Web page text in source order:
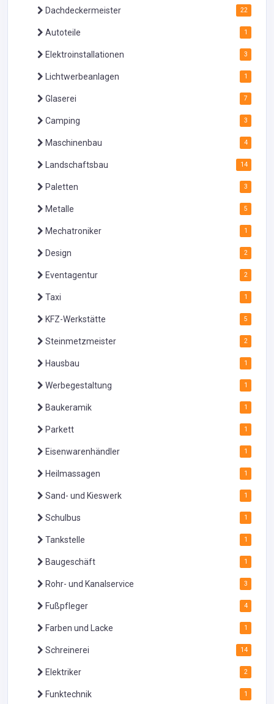
Dachdeckermeister 22
Autoteile 1
Elektroinstallationen 3
Lichtwerbeanlagen 1
Glaserei 7
Camping 3
Maschinenbau 4
Landschaftsbau 14
Paletten 3
Metalle 5
Mechatroniker 1
Design 2
Eventagentur 2
Taxi 1
KFZ-Werkstätte 5
Steinmetzmeister 2
Hausbau 1
Werbegestaltung 1
Baukeramik 1
Parkett 1
Eisenwarenhändler 1
Heilmassagen 1
Sand- und Kieswerk 1
Schulbus 1
Tankstelle 1
Baugeschäft 1
Rohr- und Kanalservice 3
Fußpfleger 4
Farben und Lacke 1
Schreinerei 14
Elektriker 2
Funktechnik 1